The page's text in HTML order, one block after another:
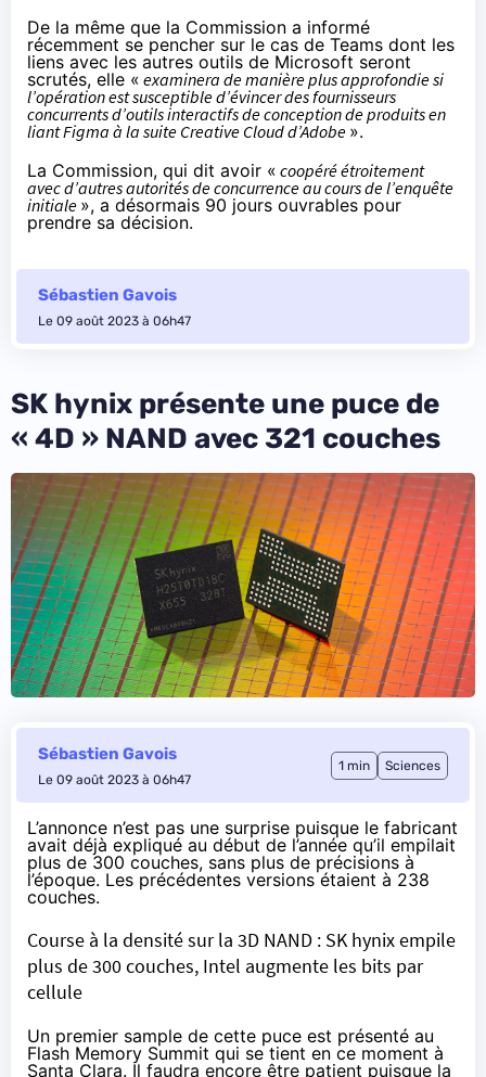
De la même que la Commission a informé
récemment se pencher sur le cas de Teams dont les
liens avec les autres outils de Microsoft seront
scrutés, elle « examinera de manière plus approfondie si
l’opération est susceptible d’évincer des fournisseurs
concurrents d’outils interactifs de conception de produits en
liant Figma à la suite Creative Cloud d’Adobe ».
La Commission, qui dit avoir « coopéré étroitement
avec d’autres autorités de concurrence au cours de l’enquête
initiale », a désormais 90 jours ouvrables pour
prendre sa décision.
Sébastien Gavois
Le 09 août 2023 à 06h47
SK hynix présente une puce de
« 4D » NAND avec 321 couches
Sébastien Gavois
Le 09 août 2023 à 06h47
1 min Sciences
L’annonce n’est pas une surprise puisque le fabricant
avait déjà expliqué au début de l’année qu’il empilait
plus de 300 couches, sans plus de précisions à
l’époque. Les précédentes versions étaient à 238
couches.
Course à la densité sur la 3D NAND : SK hynix empile
plus de 300 couches, Intel augmente les bits par
cellule
Un premier sample de cette puce est présenté au
Flash Memory Summit qui se tient en ce moment à
Santa Clara. Il faudra encore être patient puisque la